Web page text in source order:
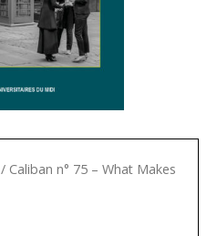
/ Caliban n° 75 – What Makes